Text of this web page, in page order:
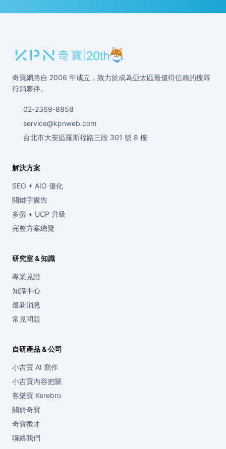
奇寶網路自 2006 年成立，致力於成為亞太區最值得信賴的搜尋
行銷夥伴。
02-2369-8858
service@kpnweb.com
台北市大安區羅斯福路三段 301 號 8 樓
解決方案
SEO + AIO 優化
關鍵字廣告
多螢 + UCP 升級
完整方案總覽
研究室 & 知識
專業見證
知識中心
最新消息
常見問題
自研產品 & 公司
小吉寶 AI 寫作
小吉寶內容把關
客樂寶 Kerebro
關於奇寶
奇寶徵才
聯絡我們